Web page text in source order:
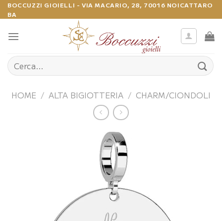
Salta
ai
contenuti
BOCCUZZI GIOIELLI - VIA MACARIO, 28, 70016 NOICATTARO
BA
Cerca:
HOME / ALTA BIGIOTTERIA / CHARM/CIONDOLI